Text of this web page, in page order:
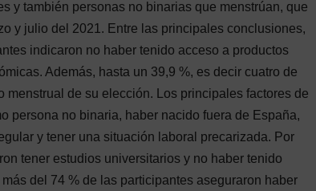
y también personas no binarias que menstrúan, que
y julio del 2021. Entre las principales conclusiones,
indicaron no haber tenido acceso a productos
Además, hasta un 39,9 %, es decir cuatro de
de su elección. Los principales factores de
persona no binaria, haber nacido fuera de España,
y tener una situación laboral precarizada. Por
tener estudios universitarios y no haber tenido
del 74 % de las participantes aseguraron haber